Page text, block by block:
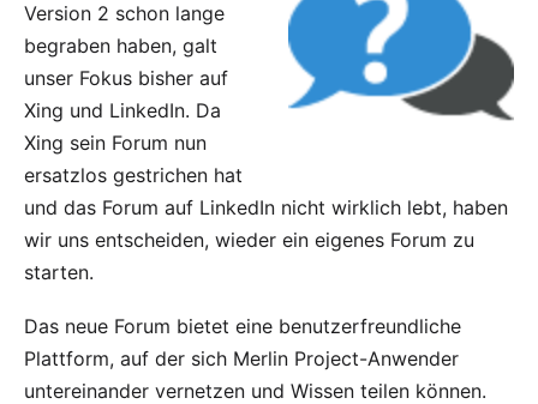
Version 2 schon lange
begraben haben, galt
unser Fokus bisher auf
Xing und LinkedIn. Da
Xing sein Forum nun
ersatzlos gestrichen hat
und das Forum auf LinkedIn nicht wirklich lebt, haben
wir uns entscheiden, wieder ein eigenes Forum zu
starten.
Das neue Forum bietet eine benutzerfreundliche
Plattform, auf der sich Merlin Project-Anwender
untereinander vernetzen und Wissen teilen können.